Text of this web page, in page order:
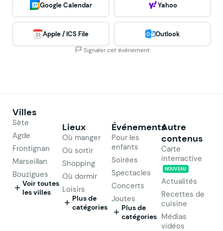
Google Calendar Yahoo
Apple / ICS File Outlook
Signaler cet événement
Villes
Sète
Agde
Frontignan
Marseillan
Bouzigues
Voir toutes
les villes
Lieux
Où manger
Où sortir
Shopping
Où dormir
Loisirs
Plus de
catégories
Événements
Pour les
enfants
Soirées
Spectacles
Concerts
Joutes
Plus de
catégories
Autre
contenus
Carte
interractive
NOUVEAU
Actualités
Recettes de
cuisine
Médias
vidéos